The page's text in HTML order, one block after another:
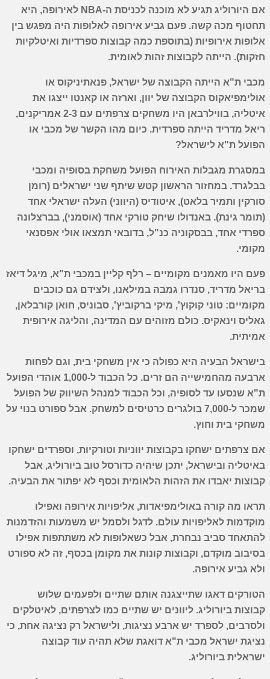
אם היורוליג תגיע לא מוכנה לכניסת ה-NBA לאירופה, היא
תחטוף מכה קשה. פעם גביע אירופה לאלופות היה מפגש בין
אלופות אירופיות (בתוספת כמה קבוצות ספרדיות ואיטלקיות
חזקות). הייתה לקבוצות זהות לאומית.
מכבי ת"א הייתה הקבוצה של ישראל, פנאתיניקוס או
אולימפיאקוס הקבוצה של יוון, וארזה או קאנטו ייצגו את
איטליה, בווילרבאן היו משחקים צרפתים עם 2-3 אמריקנים,
ריאל מדריד הייתה ספרדית. כיום מהו הקשר של מכבי או
הפועל ת"א לישראל?
במסגרת מגבלות האירוח הפועל משחקת בסופיה ומכבי
בבלגרד. במחזור הראשון קטש שיתף שני ישראלים (רומן
סורקין ותמיר בלאט), איטודיס (היווני) העלה ישראלי אחד
(תומר גינת). באנדולו שיחק טורקי אחד (אוסמני), בברצלונה
ספרדי אחד, בבסקוניה כנ"ל, בדובאי תמצאו אולי אפסנאי
מקומי.
פעם היו מאמנים מקומיים – רלף קליין במכבי ת"א, מיגל דיאז
בריאל מדריד, סנדרו גמבה במילאנו, ולצידם גם כוכבים
מקומיים: טוני קוקוץ', מיקי ברקוביץ', סבוניס, חואן קורבלאן,
גאליס וינאקיס. כולם מזוהים עם המדינה, והליגה אירופית
אמיתית.
בישראל הבעיה היא כפולה כי אין משחקי בית, וגם לפחות
ארבעה מהחמישייה הם זרים. כל הכבוד ל-1,000 אוהדי הפועל
ת"א שנסעו עד לסופיה, וכל הכבוד למנהל השיווק של הפועל
שמכר ל-7,000 בולגרים כרטיסים למשחק. אבל ספורט בנוי על
משחקי בית וחוץ.
אם צרפתים ישחקו בקבוצות יווניות וטורקיות, וספרדים ישחקו
באיטליה ובישראל, יתכן שיהיה כדורסל טוב ביורוליג, אבל
קבוצות יאבדו את הזהות הלאומית וכסף לא יפתור את הבעיה.
תראו מה קורה באולימפיאדות, אליפויות אירופה ואפילו
מוקדמות לאליפויות עולם. לדגל ולסמל יש משמעות והזדמנות
להתאחד סביב נבחרת, אבל כשאלופות לא משתתפות אפילו
בסיבוב מוקדם, וקבוצות קונות את מקומן בכסף, זה לא ספורט
ולא גביע אירופה.
הטורקים דאגו שתייצגנה אותם שתיים ולפעמים שלוש
קבוצות ביורוליג. ליוונים יש שתיים כמו לצרפתים, לאיטלקים
ולסרבים, לספרד יש ארבע נציגות, ולישראל רק נציגה אחת, כי
נציגת ישראל מכבי ת"א דואגת שלא תהיה עוד קבוצה
ישראלית ביורוליג.